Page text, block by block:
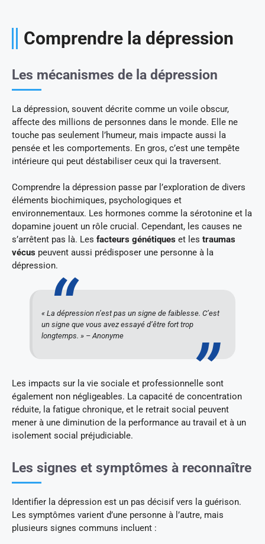
Comprendre la dépression
Les mécanismes de la dépression
La dépression, souvent décrite comme un voile obscur,
affecte des millions de personnes dans le monde. Elle ne
touche pas seulement l’humeur, mais impacte aussi la
pensée et les comportements. En gros, c’est une tempête
intérieure qui peut déstabiliser ceux qui la traversent.
Comprendre la dépression passe par l’exploration de divers
éléments biochimiques, psychologiques et
environnementaux. Les hormones comme la sérotonine et la
dopamine jouent un rôle crucial. Cependant, les causes ne
s’arrêtent pas là. Les facteurs génétiques et les traumas
vécus peuvent aussi prédisposer une personne à la
dépression.
« La dépression n’est pas un signe de faiblesse. C’est
un signe que vous avez essayé d’être fort trop
longtemps. » – Anonyme
Les impacts sur la vie sociale et professionnelle sont
également non négligeables. La capacité de concentration
réduite, la fatigue chronique, et le retrait social peuvent
mener à une diminution de la performance au travail et à un
isolement social préjudiciable.
Les signes et symptômes à reconnaître
Identifier la dépression est un pas décisif vers la guérison.
Les symptômes varient d’une personne à l’autre, mais
plusieurs signes communs incluent :